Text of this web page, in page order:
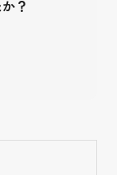
？